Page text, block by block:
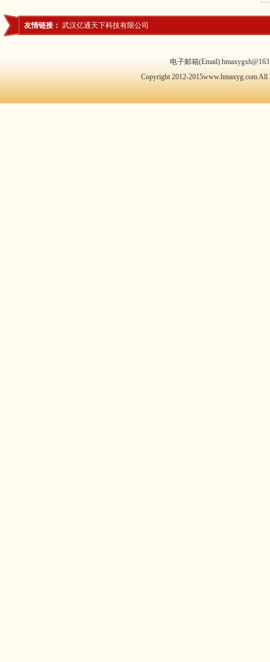
友情链接： 武汉亿通天下科技有限公司
电子邮箱
Copyright 2012-2015www.hmaxyg.com